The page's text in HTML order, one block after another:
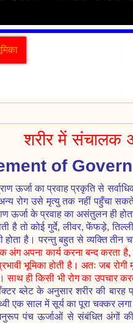
शरीर में संचालक
of
ऊर्जा का प्रवाह प्रकृति से
रोग उसे मृत्यु तक नहीं पहुँचा
ऊर्जा के प्रवाह का असंतुलन ही
है तो कोई गुर्दे, लीवर, फेंफड़े,
है। परन्तु बहुत से व्यक्ति
अपना कार्य करना बन्द करता है,
भूमिका होती है। अतः जब
साथ ही किसी भी रोग का
ब्लेट के अनुसार शरीर की
एक साल में सूर्य का पूरा
पंच ऊर्जाओं से संबंधित अंगों की